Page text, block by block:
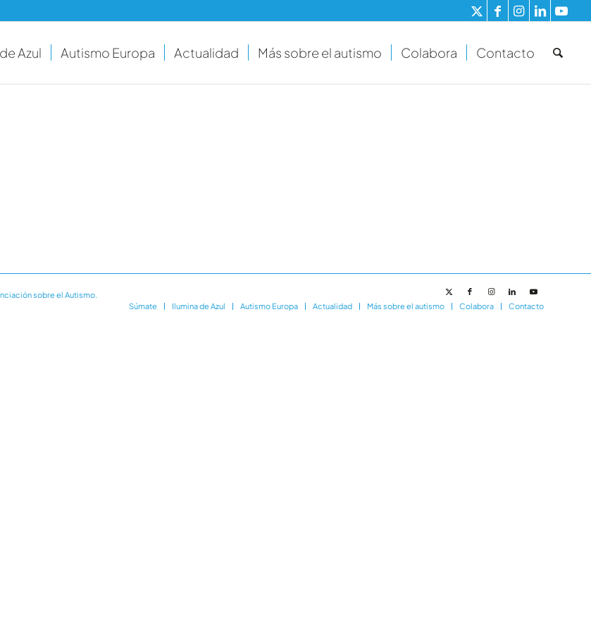
Azul Autismo Europa Actualidad Más sobre el autismo Colabora Contacto
sobre el Autismo.
Súmate
Ilumina de Azul Autismo Europa Actualidad Más sobre el autismo Colabora Contacto